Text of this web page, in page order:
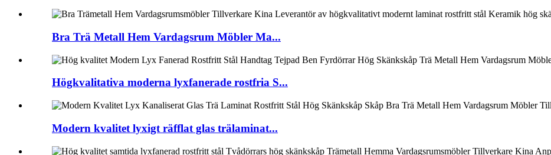
Bra Trä Metall Hem Vardagsrum Möbler Ma...
Högkvalitativa moderna lyxfanerade rostfria S...
Modern kvalitet lyxigt räfflat glas trälaminat...